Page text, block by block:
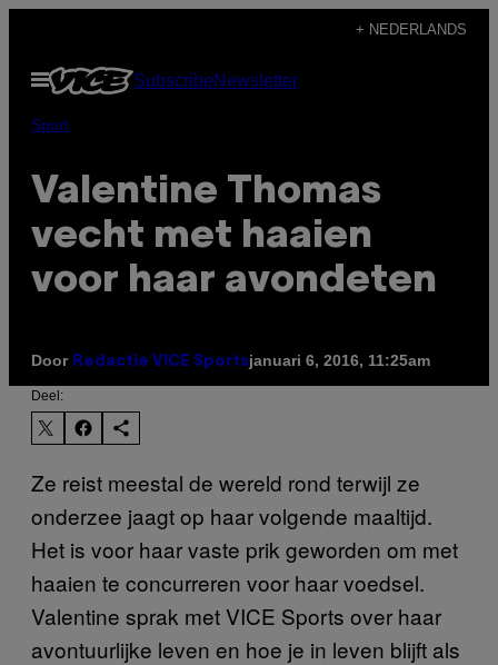
de
inhoud
+ NEDERLANDS
Open
menu
SubscribeNewsletter
Sport
Valentine Thomas
vecht met haaien
voor haar avondeten
Door Redactie VICE Sportsjanuari 6, 2016, 11:25am
Deel:
Ze reist meestal de wereld rond terwijl ze
onderzee jaagt op haar volgende maaltijd.
Het is voor haar vaste prik geworden om met
haaien te concurreren voor haar voedsel.
Valentine sprak met VICE Sports over haar
avontuurlijke leven en hoe je in leven blijft als